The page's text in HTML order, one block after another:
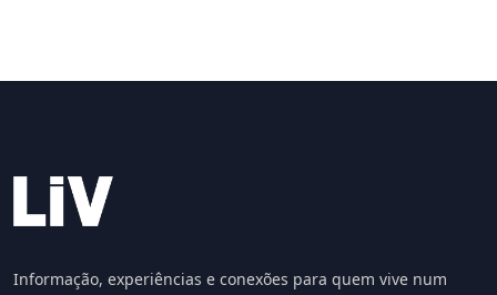
Informação, experiências e conexões para quem vive num